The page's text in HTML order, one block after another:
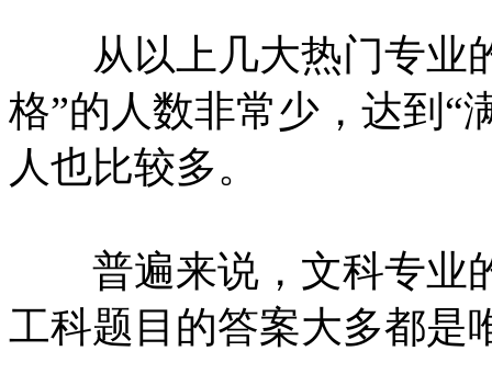
从以上几大热门专业
格”的人数非常少，达到“
人也比较多。
普遍来说，文科专业
工科题目的答案大多都是